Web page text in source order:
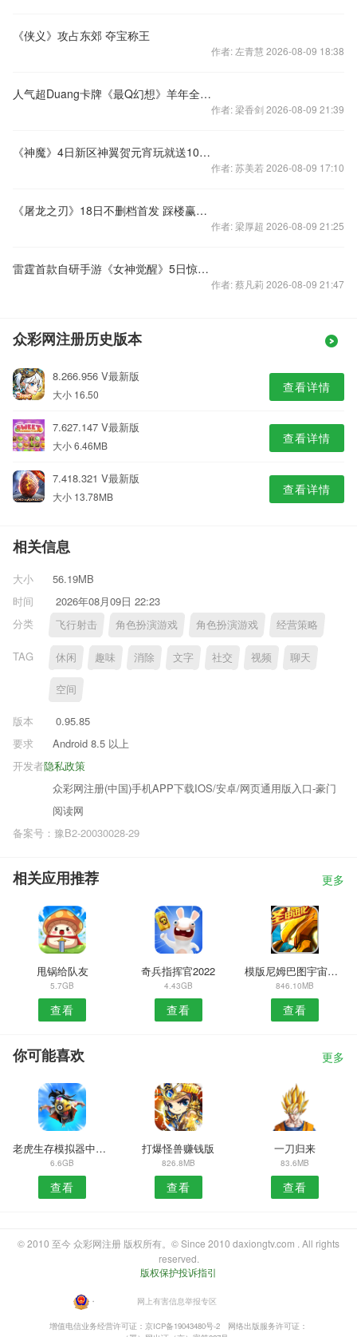
《侠义》攻占东郊 夺宝称王
作者: 左青慧 2026-08-09 18:38
人气超Duang卡牌《最Q幻想》羊年全新起航
作者: 梁香剑 2026-08-09 21:39
《神魔》4日新区神翼贺元宵玩就送10万战力
作者: 苏美若 2026-08-09 17:10
《屠龙之刃》18日不删档首发 踩楼赢充值卡
作者: 梁厚超 2026-08-09 21:25
雷霆首款自研手游《女神觉醒》5日惊艳曝光
作者: 蔡凡莉 2026-08-09 21:47
众彩网注册历史版本
8.266.956 V最新版
大小 16.50 查看详情
7.627.147 V最新版
大小 6.46MB 查看详情
7.418.321 V最新版
大小 13.78MB 查看详情
相关信息
大小
56.19MB
时间
2026年08月09日 22:23
分类
飞行射击 角色扮演游戏 角色扮演游戏 经营策略
TAG 休闲 趣味 消除 文字 社交 视频 聊天
空间
版本
0.95.85
要求
Android 8.5 以上
隐私政策
开发者
众彩网注册(中国)手机APP下载IOS/安卓/网页通用版入口-豪门
阅读网
备案号：豫B2-20030028-29
相关应用推荐 更多
甩锅给队友
5.7GB
查看
奇兵指挥官2022
4.43GB
查看
模版尼姆巴图宇宙无人机工厂
846.10MB
查看
你可能喜欢 更多
老虎生存模拟器中文版
6.6GB
查看
打爆怪兽赚钱版
826.8MB
查看
一刀归来
83.6MB
查看
© 2010 至今 众彩网注册 版权所有。© Since 2010 daxiongtv.com . All rights
reserved.
版权保护投诉指引
・ 网上有害信息举报专区
增值电信业务经营许可证：京ICP备19043480号-2
网络出版服务许可证：